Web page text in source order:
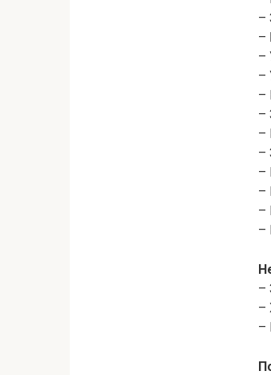
–
–
–
–
–
–
–
–
–
–
–
–
–
–
–